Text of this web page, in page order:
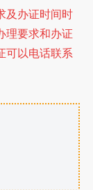
及办证时间时
理要求和办证
可以电话联系